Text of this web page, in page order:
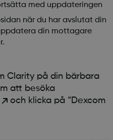
med uppdateringen
när du har avslutat din
din mottagare
Clarity på din bärbara
att besöka
och klicka på “Dexcom